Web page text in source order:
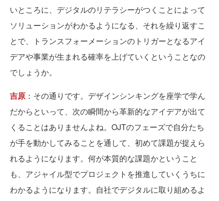
いところに、デジタルのリテラシーがつくことによって
ソリューションがわかるようになる、それを繰り返すこ
とで、トランスフォーメーションのトリガーとなるアイ
デアや事業が生まれる確率を上げていくということなの
でしょうか。
吉原 ：その通りです。デザインシンキングを座学で学ん
だからといって、次の瞬間から革新的なアイデアが出て
くることはありませんよね。OJTのフェーズで自分たち
が手を動かしてみることを通して、初めて課題が捉えら
れるようになります。何が本質的な課題かということ
も、アジャイル型でプロジェクトを推進していくうちに
わかるようになります。自社でデジタルに取り組めるよ